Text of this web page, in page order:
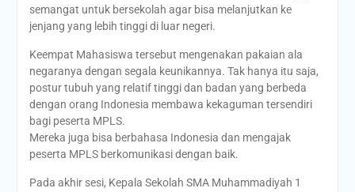
semangat untuk bersekolah agar bisa melanjutkan ke
jenjang yang lebih tinggi di luar negeri.
Keempat Mahasiswa tersebut mengenakan pakaian ala
negaranya dengan segala keunikannya. Tak hanya itu saja,
postur tubuh yang relatif tinggi dan badan yang berbeda
dengan orang Indonesia membawa kekaguman tersendiri
bagi peserta MPLS.
Mereka juga bisa berbahasa Indonesia dan mengajak
peserta MPLS berkomunikasi dengan baik.
Pada akhir sesi, Kepala Sekolah SMA Muhammadiyah 1